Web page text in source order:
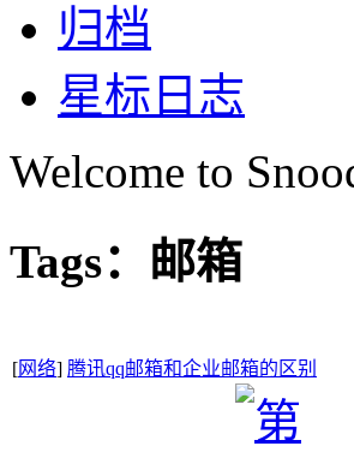
归档
星标日志
Welcome to
Tags：邮箱
[网络] 腾讯qq邮箱和企业邮箱的区别